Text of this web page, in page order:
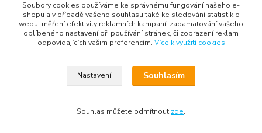
honza@autahracky.cz
Upravit sběr cookies.
Soubory cookies používáme ke správnému fungování našeho e-
shopu a v případě vašeho souhlasu také ke sledování statistik o
webu, měření efektivity reklamních kampaní, zapamatování vašeho
oblíbeného nastavení při používání stránek, či zobrazení reklam
odpovídajících vašim preferencím. Více k využití cookies
Nastavení Souhlasím
Souhlas můžete odmítnout zde.